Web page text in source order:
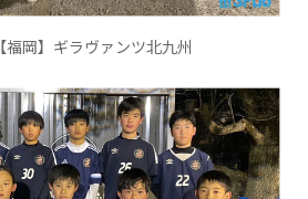
【福岡】ギラヴァンツ北九州